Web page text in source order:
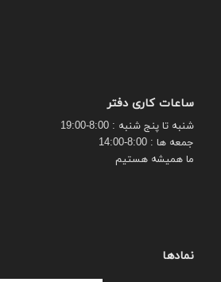
ساعات کاری دفتر
شنبه تا پنج شنبه : 8:00-19:00
جمعه ها : 8:00-14:00
ما همیشه هستیم
نمادها